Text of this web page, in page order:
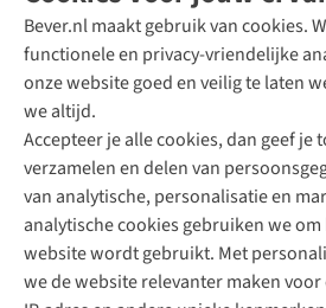
Bever.nl maakt gebruik van cookies.
functionele en privacy-vriendelijke
onze website goed en veilig te laten
we altijd.
Accepteer je alle cookies, dan geef je
verzamelen en delen van
van analytische, personalisatie en
analytische cookies gebruiken we
website wordt gebruikt. Met
we de website relevanter maken
Direct advies van een
+31 (0)85 888 50 88
+31 6 12 28 49 80
Contactformulier